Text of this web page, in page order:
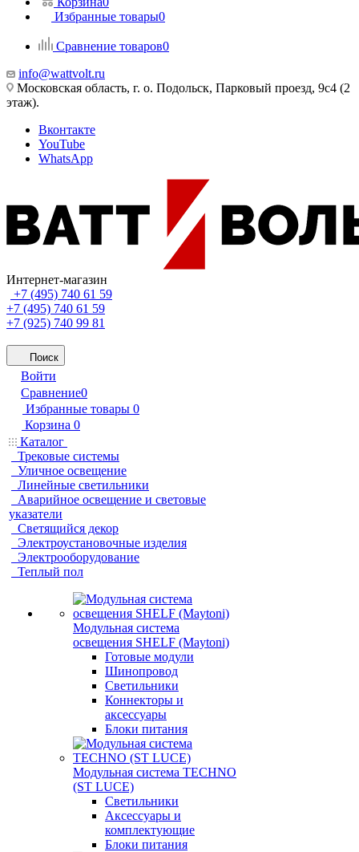
Избранные товары0
Сравнение товаров0
info@wattvolt.ru
Московская область, г. о. Подольск, Парковый проезд, 9с4 (2
этаж).
Вконтакте
YouTube
WhatsApp
Интернет-магазин
+7 (495) 740 61 59
+7 (495) 740 61 59
+7 (925) 740 99 81
Поиск
Войти
Сравнение0
Избранные товары 0
Корзина 0
Каталог
Трековые системы
Уличное освещение
Линейные светильники
Аварийное освещение и световые
указатели
Светящийся декор
Электроустановочные изделия
Электрооборудование
Теплый пол
Модульная система
освещения SHELF (Maytoni)
Готовые модули
Шинопровод
Светильники
Коннекторы и
аксессуары
Блоки питания
Модульная система TECHNO
(ST LUCE)
Светильники
Аксессуары и
комплектующие
Блоки питания